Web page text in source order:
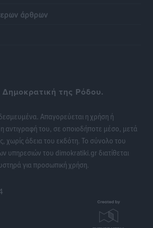
άρθρων
της Ρόδου.
Απαγορεύεται η χρήση ή
αντιγραφή του, σε οποιοδήποτε μέσο, μετά
χωρίς άδεια του εκδότη. Το σύνολο του
υπηρεσιών του dimokratiki.gr διατίθεται
για προσωπική χρήση.